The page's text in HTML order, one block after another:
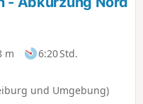
Flughafens
und Infrastruktur
Charakter. Die Etappe
Töss-Tals, wo sich der
schlängelt und nach
eine erholsame
m
6:20 Std.
und Umgebung)